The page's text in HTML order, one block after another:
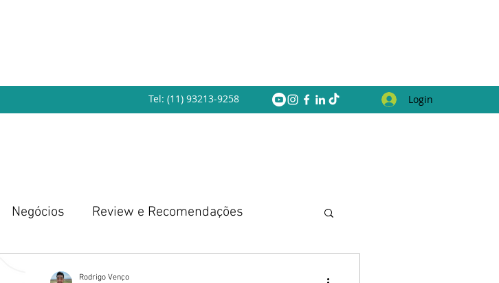
Tel: (11) 93213-9258 Login
Negócios Review e Recomendações
Rodrigo Venço